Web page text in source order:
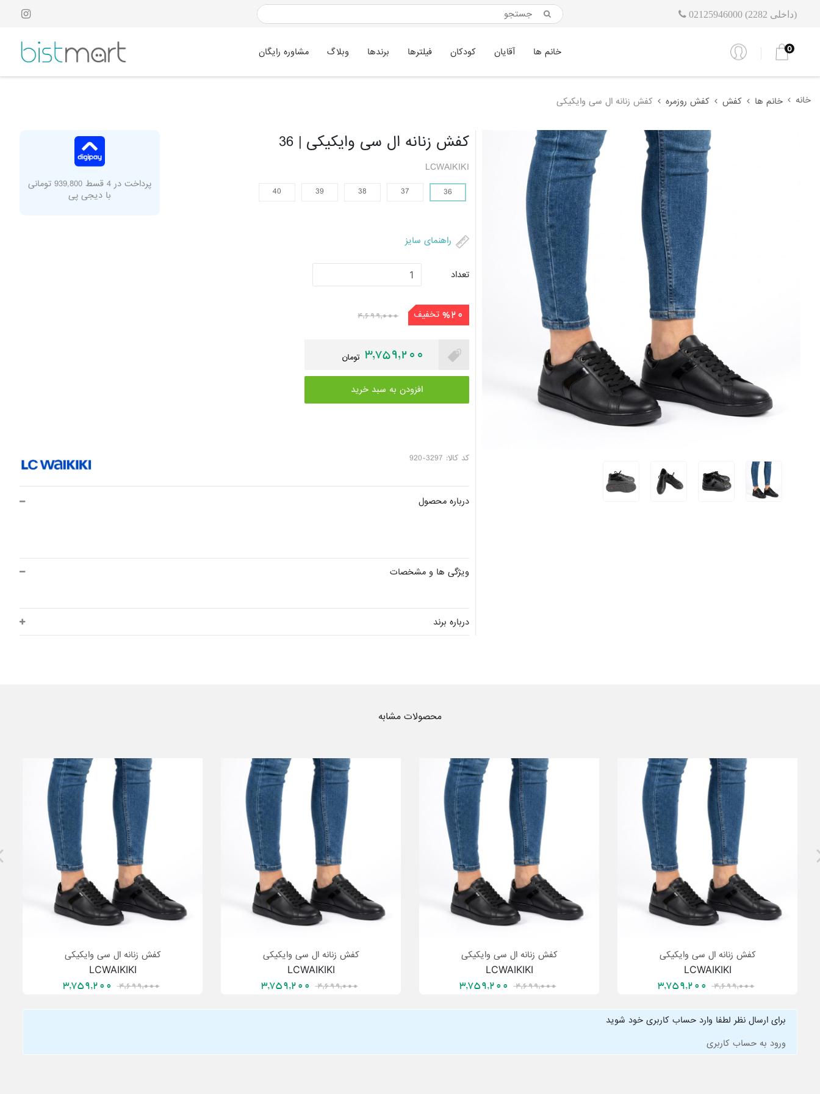
02125946000 (داخلی 2282)
خانم ها آقایان کودکان فیلترها برندها وبلاگ مشاوره رایگان 0
خانه خانم ها کفش کفش روزمره کفش زنانه ال سی وایکیکی
پرداخت در 4 قسط 939,800 تومانی
با دیجی پی
کفش زنانه ال سی وایکیکی | 36
LCWAIKIKI
36
37
38
39
40
راهنمای سایز
تعداد
%20تخفیف 4,699,000
3,759,200 تومان
افزودن به سبد خرید
کد کالا: 3297-920
درباره محصول
ویژگی ها و مشخصات
درباره برند
محصولات مشابه
کفش زنانه ال سی وایکیکی
LCWAIKIKI
4,699,000
3,759,200
کفش زنانه ال سی وایکیکی
LCWAIKIKI
4,699,000
3,759,200
کفش زنانه ال سی وایکیکی
LCWAIKIKI
4,699,000
3,759,200
کفش زنانه ال سی وایکیکی
LCWAIKIKI
4,699,000
3,759,200
برای ارسال نظر لطفا وارد حساب کاربری خود شوید
ورود به حساب کاربری